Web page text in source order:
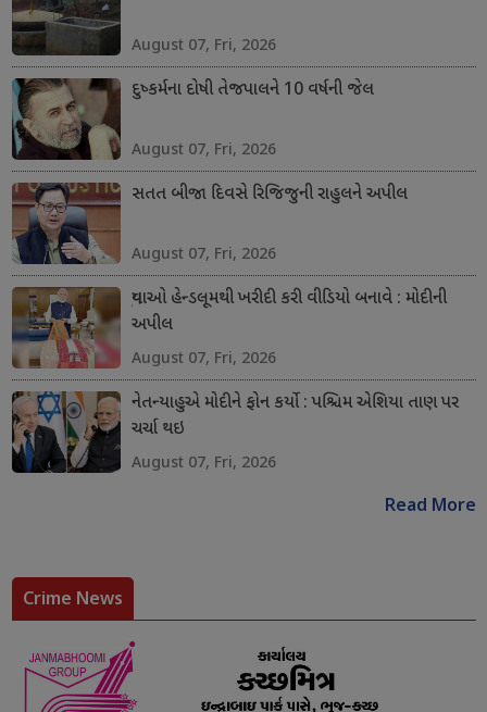
August 07, Fri, 2026
દુષ્કર્મના દોષી તેજપાલને 10 વર્ષની જેલ
August 07, Fri, 2026
સતત બીજા દિવસે રિજિજુની રાહુલને અપીલ
August 07, Fri, 2026
યુવાઓ હેન્ડલૂમથી ખરીદી કરી વીડિયો બનાવે : મોદીની
અપીલ
August 07, Fri, 2026
નેતન્યાહુએ મોદીને ફોન કર્યો : પશ્ચિમ એશિયા તાણ પર
ચર્ચા થઇ
August 07, Fri, 2026
Read More
Crime News